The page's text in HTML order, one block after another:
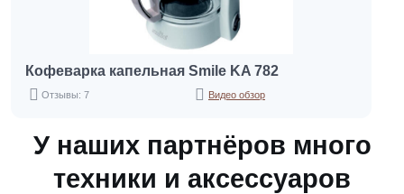
Кофеварка капельная Smile KA 782
Отзывы: 7 Видео обзор
У наших партнёров много
техники и аксессуаров